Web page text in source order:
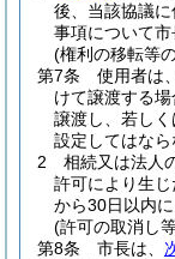
後、当該協議
事項について市
(権利の移転等
第7条
使用者は
けて譲渡する
譲渡し、若し
設定してはなら
2
相続又は法人
許可により生
から30日以内
(許可の取消し
第8条
市長は、